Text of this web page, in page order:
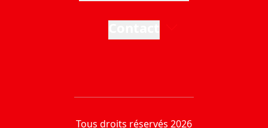
Tous droits réservés 2026